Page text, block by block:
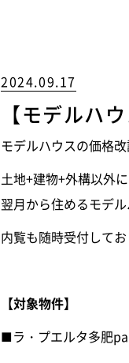
2024.09.17
【モデルハ
モデルハウスの価格改
土地+建物+外構以外
翌月から住めるモデ
内覧も随時受付して
【対象物件】
■ラ・プエルタ多肥